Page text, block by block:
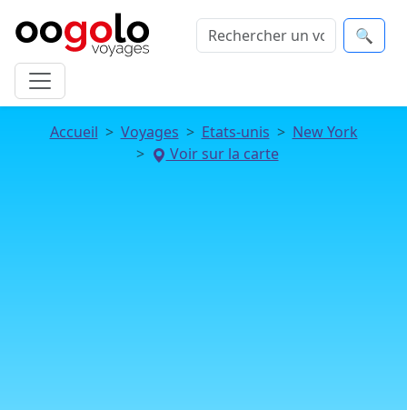
🔍
Accueil Voyages Etats-unis
New York
Voir sur la carte